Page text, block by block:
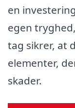
en
egen
tag sikrer, at
elementer,
skader.